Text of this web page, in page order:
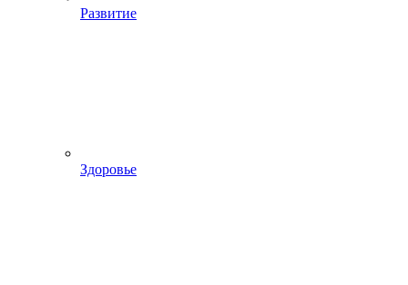
Развитие
Здоровье